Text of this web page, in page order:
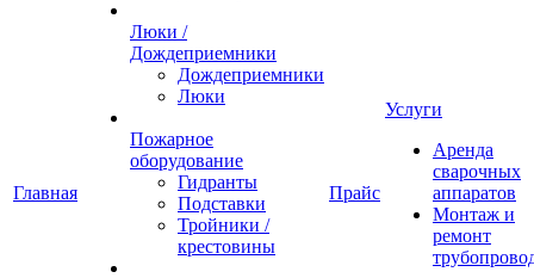
Главная
Люки /
Дождеприемники
Дождеприемники
Люки
Пожарное
оборудование
Гидранты
Подставки
Тройники /
крестовины
Прайс
Услуги
Аренда
сварочных
аппаратов
Монтаж и
ремонт